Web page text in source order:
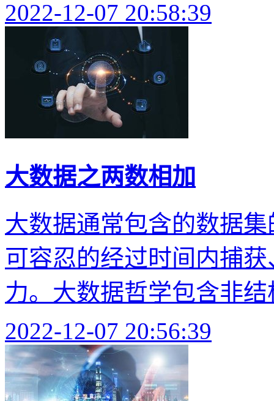
2022-12-07 20:58:39
大数据之两数相加
大数据通常包含的数据
可容忍的经过时间内捕
力。大数据哲学包含非
2022-12-07 20:56:39